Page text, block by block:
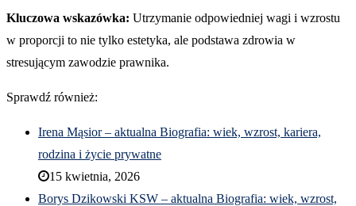
Kluczowa wskazówka: Utrzymanie odpowiedniej wagi i wzrostu
w proporcji to nie tylko estetyka, ale podstawa zdrowia w
stresującym zawodzie prawnika.
Sprawdź również:
Irena Mąsior – aktualna Biografia: wiek, wzrost, kariera,
rodzina i życie prywatne
15 kwietnia, 2026
Borys Dzikowski KSW – aktualna Biografia: wiek, wzrost,